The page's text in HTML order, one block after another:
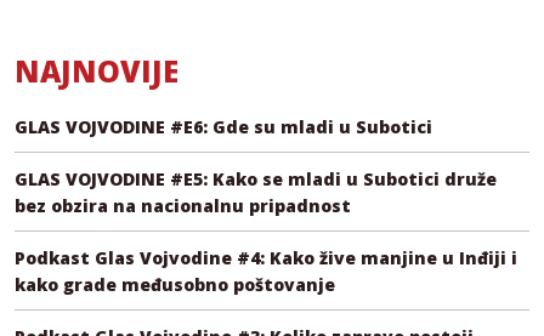
NAJNOVIJE
GLAS VOJVODINE #E6: Gde su mladi u Subotici
GLAS VOJVODINE #E5: Kako se mladi u Subotici druže
bez obzira na nacionalnu pripadnost
Podkast Glas Vojvodine #4: Kako žive manjine u Inđiji i
kako grade međusobno poštovanje